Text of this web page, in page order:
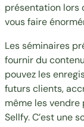
présentation lors
vous faire
Les séminaires
fournir du
pouvez les
futurs clients,
même les
Sellfy. C’est une